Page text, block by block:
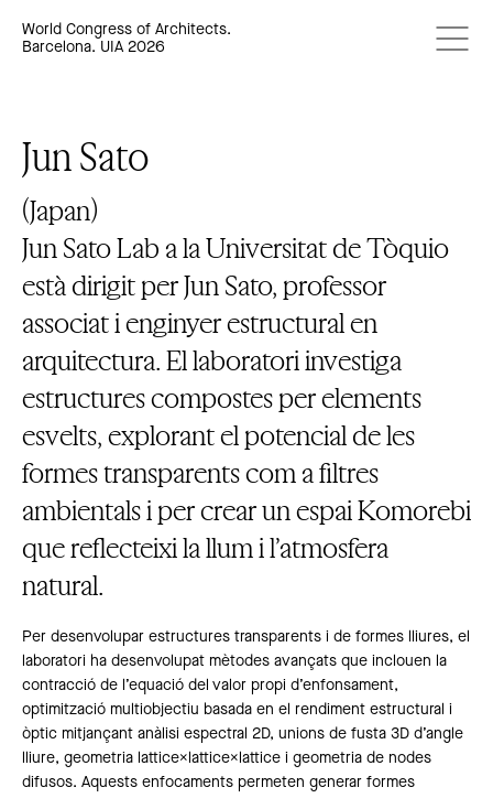
World Congress of Architects.
Barcelona. UIA 2026
Jun Sato
(Japan)
Jun Sato Lab a la Universitat de Tòquio
està dirigit per Jun Sato, professor
associat i enginyer estructural en
arquitectura. El laboratori investiga
estructures compostes per elements
esvelts, explorant el potencial de les
formes transparents com a filtres
ambientals i per crear un espai Komorebi
que reflecteixi la llum i l’atmosfera
natural.
Per desenvolupar estructures transparents i de formes lliures, el
laboratori ha desenvolupat mètodes avançats que inclouen la
contracció de l’equació del valor propi d’enfonsament,
optimització multiobjectiu basada en el rendiment estructural i
òptic mitjançant anàlisi espectral 2D, unions de fusta 3D d’angle
lliure, geometria lattice×lattice×lattice i geometria de nodes
difusos. Aquests enfocaments permeten generar formes